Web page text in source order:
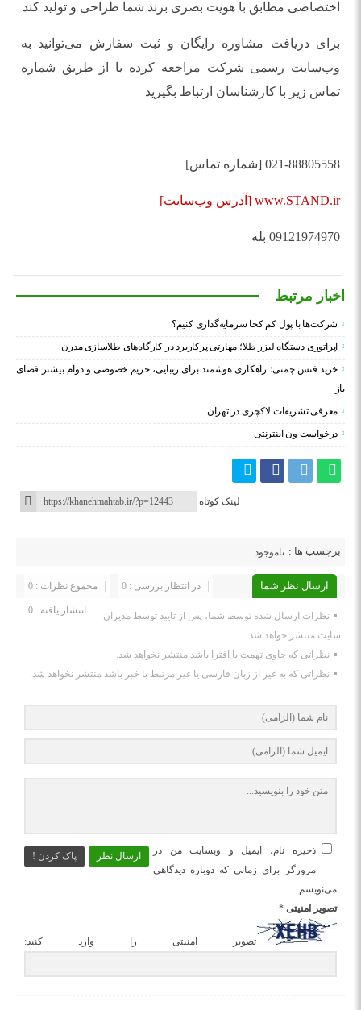
اختصاصی مطابق با هویت بصری برند شما طراحی و تولید کند
برای دریافت مشاوره رایگان و ثبت سفارش می‌توانید به
وب‌سایت رسمی شرکت مراجعه کرده یا از طریق شماره
تماس زیر با کارشناسان ارتباط بگیرید
021-88805558 [شماره تماس]
www.STAND.ir [آدرس وب‌سایت]
09121974970 بله
اخبار مرتبط
شرکت‌ها با پول کم کجا سرمایه‌گذاری کنیم؟
اپراتوری دستگاه لیزر طلا؛ مهارتی پرکاربرد در کارگاه‌های طلاسازی مدرن
خرید فنس چمنی؛ راهکاری هوشمند برای زیبایی، حریم خصوصی و دوام بیشتر فضای
باز
معرفی تشریفات لاکچری در تهران
درخواست ون اینترنتی
لینک کوتاه
برچسب ها : ناموجود
ارسال نظر شما مجموع نظرات : 0 در انتظار بررسی : 0
انتشار یافته : 0
نظرات ارسال شده توسط شما، پس از تایید توسط مدیران
سایت منتشر خواهد شد.
نظراتی که حاوی تهمت یا افترا باشد منتشر نخواهد شد.
نظراتی که به غیر از زبان فارسی یا غیر مرتبط با خبر باشد منتشر نخواهد شد.
ارسال نظر پاک کردن !
ذخیره نام، ایمیل و وبسایت من در
مرورگر برای زمانی که دوباره دیدگاهی
می‌نویسم.
تصویر امنیتی *
تصویر امنیتی را وارد کنید: